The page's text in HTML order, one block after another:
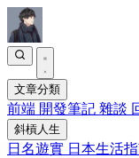
文章分類
前端 開發筆記 雜談
斜槓人生
日名遊實 日本生活